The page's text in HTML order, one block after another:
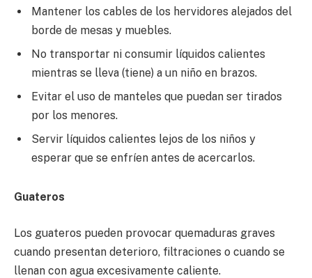
Mantener los cables de los hervidores alejados del
borde de mesas y muebles.
No transportar ni consumir líquidos calientes
mientras se lleva (tiene) a un niño en brazos.
Evitar el uso de manteles que puedan ser tirados
por los menores.
Servir líquidos calientes lejos de los niños y
esperar que se enfríen antes de acercarlos.
Guateros
Los guateros pueden provocar quemaduras graves
cuando presentan deterioro, filtraciones o cuando se
llenan con agua excesivamente caliente.